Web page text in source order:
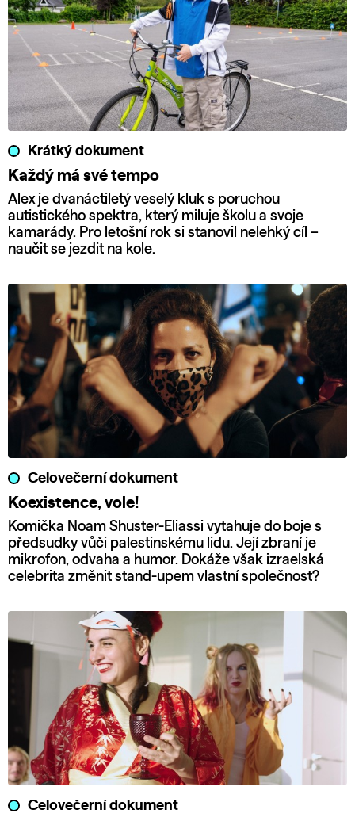
Krátký dokument
Každý má své tempo
Alex je dvanáctiletý veselý kluk s poruchou
autistického spektra, který miluje školu a svoje
kamarády. Pro letošní rok si stanovil nelehký cíl –
naučit se jezdit na kole.
Celovečerní dokument
Koexistence, vole!
Komička Noam Shuster-Eliassi vytahuje do boje s
předsudky vůči palestinskému lidu. Její zbraní je
mikrofon, odvaha a humor. Dokáže však izraelská
celebrita změnit stand-upem vlastní společnost?
Celovečerní dokument